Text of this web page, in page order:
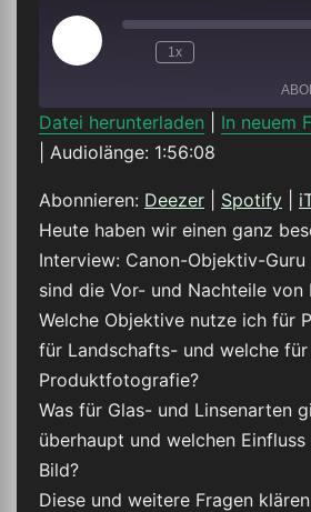
Play
Episode
1x
Deezer
RSS FEED
TEILEN
LINK
EMBED
Datei herunterladen
In neuem
Audiolänge: 1:56:08
Abonnieren: Deezer Spotify
Heute haben wir einen ganz
Interview: Canon-Objektiv-Guru
sind die Vor- und Nachteile von
Welche Objektive nutze ich für
für Landschafts- und welche für
Produktfotografie?
Was für Glas- und Linsenarten
überhaupt und welchen
Bild?
Diese und weitere Fragen